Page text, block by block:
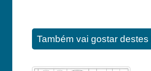
Também vai gostar destes